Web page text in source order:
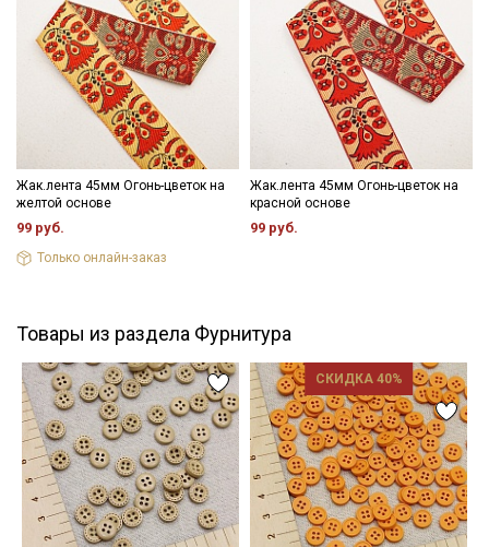
Уход:
- максимальная температура стирки до 40 С, без отжима,
- противопоказано применение отбеливателей.
Цветопередача (тон) может отличаться от оригинального
цвета ткани в зависимости от настроек вашего монитора и в
зависимости от партии.
Жак.лента 45мм Огонь-цветок на
желтой основе
99 руб.
Только онлайн-заказ
Жак.лента 45мм Огонь-цветок на
красной основе
99 руб.
Товары из раздела Фурнитура
СКИДКА 40%
информационных рассылок